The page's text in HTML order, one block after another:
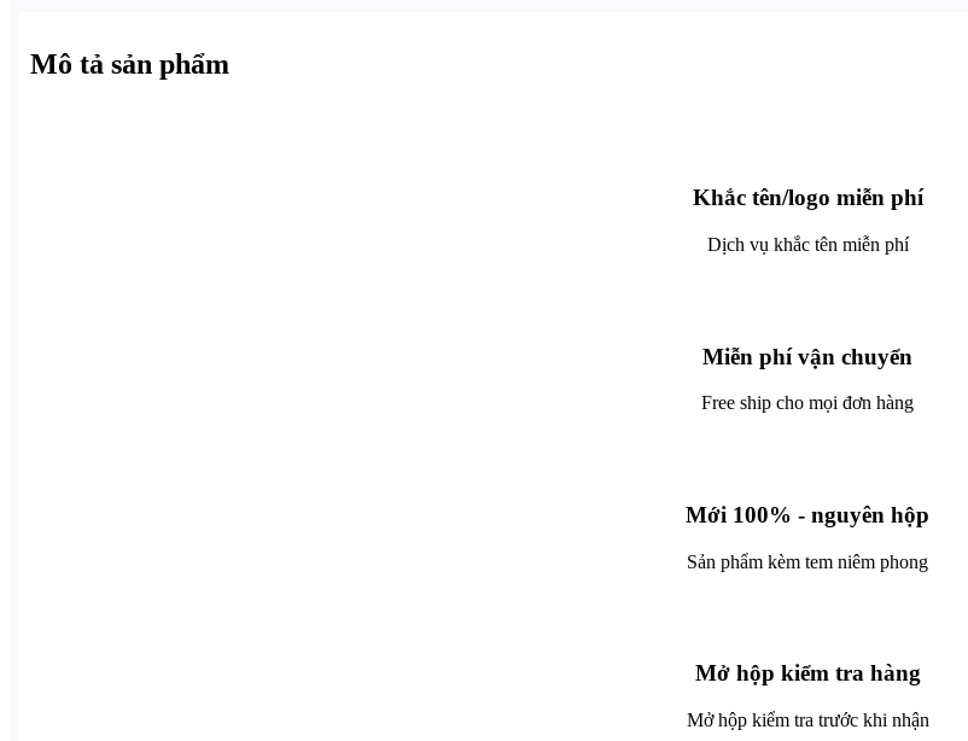
Gọn,
Dễ
Mô tả sản phẩm
Khắc tên/logo miễn phí
Dịch vụ khắc tên miễn phí
Miễn phí vận chuyển
Free ship cho mọi đơn hàng
Mới 100% - nguyên hộp
Sản phẩm kèm tem niêm phong
Mở hộp kiểm tra hàng
Mở hộp kiểm tra trước khi nhận